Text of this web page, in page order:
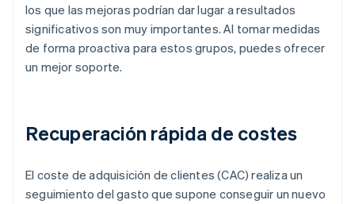
los que las mejoras podrían dar lugar a resultados
significativos son muy importantes. Al tomar medidas
de forma proactiva para estos grupos, puedes ofrecer
un mejor soporte.
Recuperación rápida de costes
El coste de adquisición de clientes (CAC) realiza un
seguimiento del gasto que supone conseguir un nuevo